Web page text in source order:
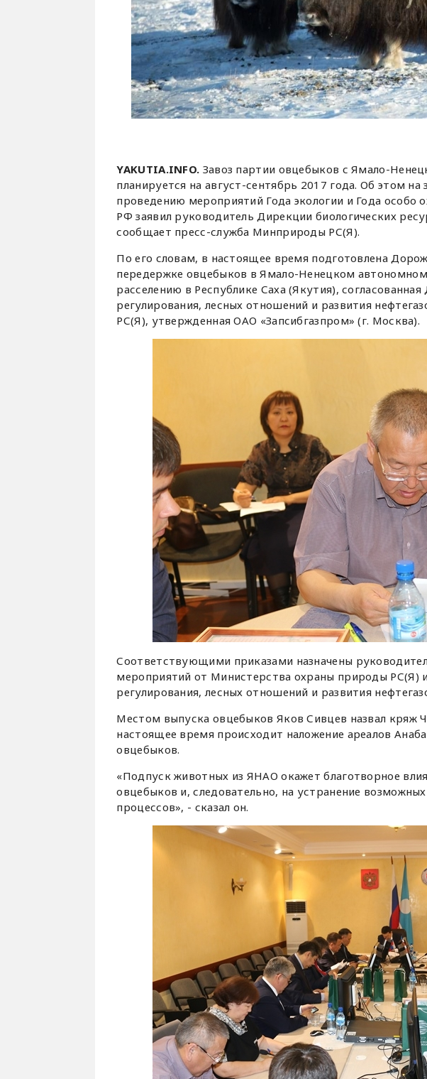
YAKUTIA.INFO. Завоз партии овцебыков с Ямало-
планируется на август-сентябрь 2017 года. Об этом
проведению мероприятий Года экологии и Года
РФ заявил руководитель Дирекции биологических
сообщает пресс-служба Минприроды РС(Я).
По его словам, в настоящее время подготовлена
передержке овцебыков в Ямало-Ненецком
расселению в Республике Саха (Якутия),
регулирования, лесных отношений и развития
РС(Я), утвержденная ОАО «Запсибгазпром» (г. Москва).
Соответствующими приказами назначены
мероприятий от Министерства охраны природы РС(Я)
регулирования, лесных отношений и развития
Местом выпуска овцебыков Яков Сивцев назвал кряж
настоящее время происходит наложение ареалов
овцебыков.
«Подпуск животных из ЯНАО окажет благотворное
овцебыков и, следовательно, на устранение
процессов», - сказал он.